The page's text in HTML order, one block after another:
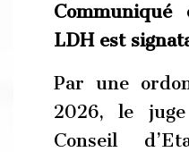
LDH est
Par une
2026, le
Conseil